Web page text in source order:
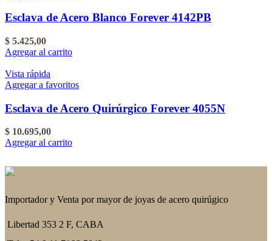
Esclava de Acero Blanco Forever 4142PB
$ 5.425,00
Agregar al carrito
Vista rápida
Agregar a favoritos
Esclava de Acero Quirúrgico Forever 4055N
$ 10.695,00
Agregar al carrito
Importador y Venta por mayor de joyas de acero quirúgico
Libertad 353 2 F, CABA